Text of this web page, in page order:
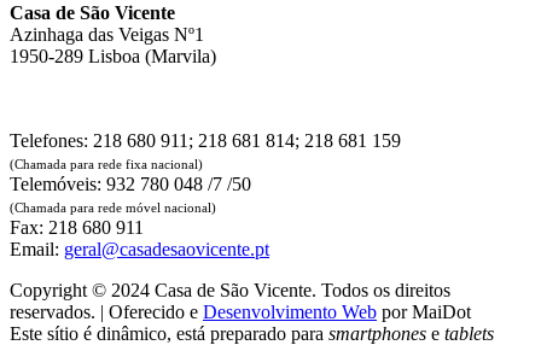
Casa de São Vicente
Azinhaga das Veigas Nº1
1950-289 Lisboa (Marvila)
Telefones: 218 680 911; 218 681 814; 218 681 159
(Chamada para rede fixa nacional)
Telemóveis: 932 780 048 /7 /50
(Chamada para rede móvel nacional)
Fax: 218 680 911
Email: geral@casadesaovicente.pt
Copyright © 2024 Casa de São Vicente. Todos os direitos
reservados. | Oferecido e Desenvolvimento Web por MaiDot
Este sítio é dinâmico, está preparado para smartphones e tablets